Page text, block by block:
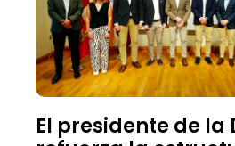
El presidente de la